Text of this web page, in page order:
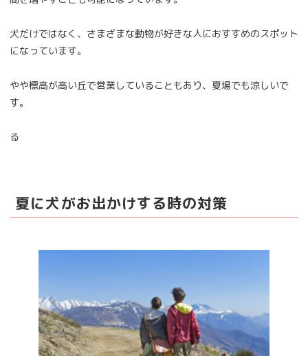
犬だけではなく、さまざまな動物が好きな人におすすめのスポット
になっています。
やや標高が高い丘で営業していることもあり、夏場でも涼しいで
す。
る
夏に犬がお出かけする時の対策